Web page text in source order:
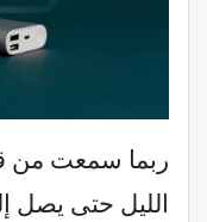
ربما سمعت من
الليل حتى يصل